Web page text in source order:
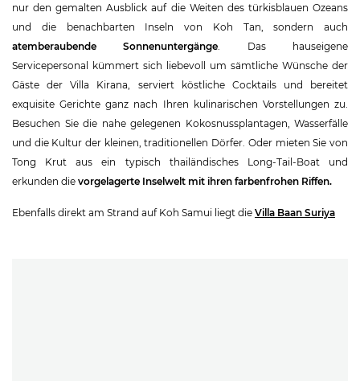
nur den gemalten Ausblick auf die Weiten des türkisblauen Ozeans
und die benachbarten Inseln von Koh Tan, sondern auch
atemberaubende Sonnenuntergänge . Das hauseigene
Servicepersonal kümmert sich liebevoll um sämtliche Wünsche der
Gäste der Villa Kirana, serviert köstliche Cocktails und bereitet
exquisite Gerichte ganz nach Ihren kulinarischen Vorstellungen zu.
Besuchen Sie die nahe gelegenen Kokosnussplantagen, Wasserfälle
und die Kultur der kleinen, traditionellen Dörfer. Oder mieten Sie von
Tong Krut aus ein typisch thailändisches Long-Tail-Boat und
erkunden die vorgelagerte Inselwelt mit ihren farbenfrohen Riffen.
Ebenfalls direkt am Strand auf Koh Samui liegt die Villa Baan Suriya